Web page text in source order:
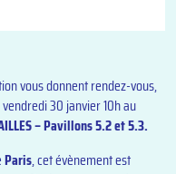
vous donnent rendez-vous,
30 janvier 10h au
– Pavillons 5.2 et 5.3.
Paris, cet évènement est